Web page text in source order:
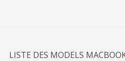
LISTE DES MODELS